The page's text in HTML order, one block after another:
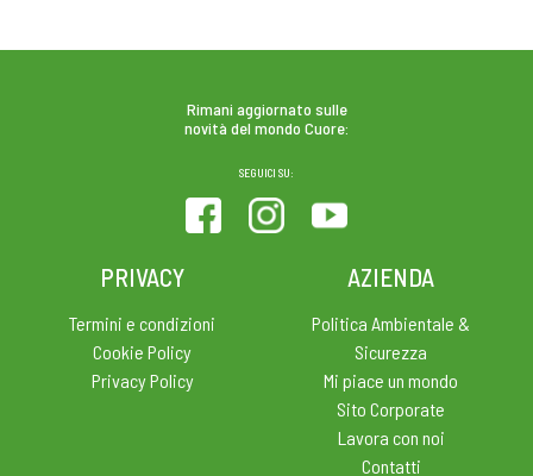
Rimani aggiornato sulle
novità del mondo Cuore:
SEGUICI SU:
PRIVACY
Termini e condizioni
Cookie Policy
Privacy Policy
AZIENDA
Politica Ambientale &
Sicurezza
Mi piace un mondo
Sito Corporate
Lavora con noi
Contatti